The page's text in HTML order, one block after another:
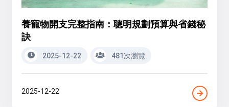
養寵物開支完整指南：聰明規劃預算與省錢秘
訣
2025-12-22 481次瀏覽
2025-12-22